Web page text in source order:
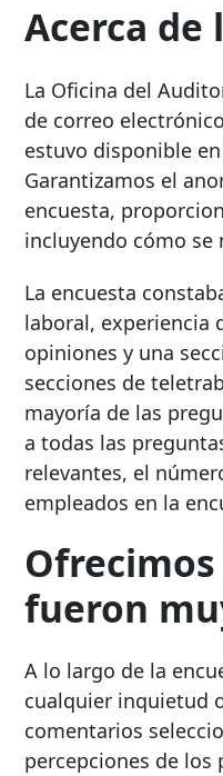
Acerca de
La Oficina del
de correo
estuvo disponible
Garantizamos el
encuesta,
incluyendo cómo se
La encuesta
laboral, experiencia
opiniones y una
secciones de
mayoría de las
a todas las
relevantes, el
empleados en la
fueron
A lo largo de la
cualquier inquietud
comentarios
percepciones de los